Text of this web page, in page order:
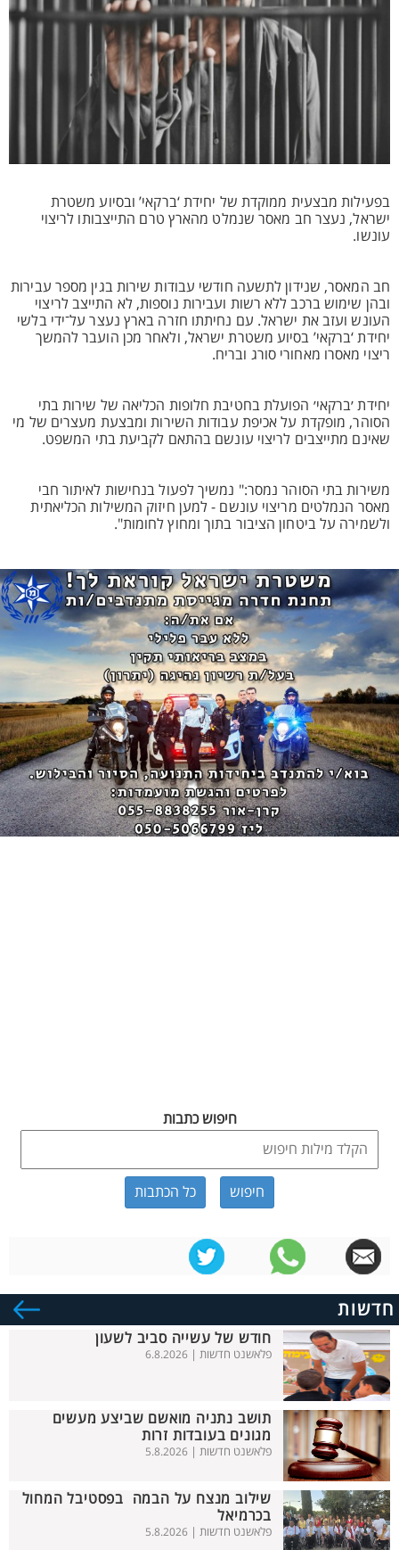
בפעילות מבצעית ממוקדת של יחידת ‘ברקאי’ ובסיוע משטרת
ישראל, נעצר חב מאסר שנמלט מהארץ טרם התייצבותו לריצוי
עונשו.
חב המאסר, שנידון לתשעה חודשי עבודות שירות בגין מספר עבירות
ובהן שימוש ברכב ללא רשות ועבירות נוספות, לא התייצב לריצוי
העונש ועזב את ישראל. עם נחיתתו חזרה בארץ נעצר על־ידי בלשי
יחידת ‘ברקאי’ בסיוע משטרת ישראל, ולאחר מכן הועבר להמשך
ריצוי מאסרו מאחורי סורג ובריח.
יחידת ׳ברקאי׳ הפועלת בחטיבת חלופות הכליאה של שירות בתי
הסוהר, מופקדת על אכיפת עבודות השירות ומבצעת מעצרים של מי
שאינם מתייצבים לריצוי עונשם בהתאם לקביעת בתי המשפט.
משירות בתי הסוהר נמסר:" נמשיך לפעול בנחישות לאיתור חבי
מאסר הנמלטים מריצוי עונשם - למען חיזוק המשילות הכליאתית
ולשמירה על ביטחון הציבור בתוך ומחוץ לחומות".
חיפוש כתבות
כל הכתבות
חדשות
חודש של עשייה סביב לשעון
פלאשנט חדשות | 6.8.2026
תושב נתניה מואשם שביצע מעשים
מגונים בעובדות זרות
פלאשנט חדשות | 5.8.2026
שילוב מנצח על הבמה בפסטיבל המחול
בכרמיאל
פלאשנט חדשות | 5.8.2026